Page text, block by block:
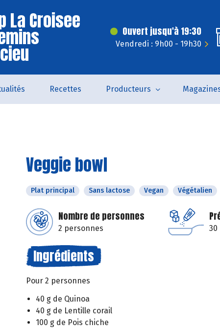
La Croisee Ouvert jusqu'à 19:30
Vendredi : 9h00 - 19h30
Recettes Producteurs
Veggie bowl
Plat principal Sans lactose Vegan Végétalien
Nombre de personnes
2 personnes 30
Ingrédients
Pour 2 personnes
40 g de Quinoa
40 g de Lentille corail
100 g de Pois chiche